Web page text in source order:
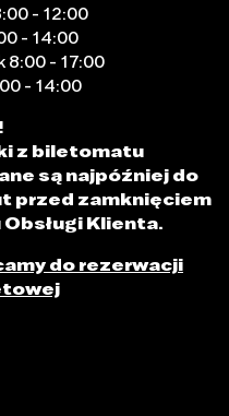
- 12:00
- 14:00
8:00 - 17:00
- 14:00
z biletomatu
są najpóźniej do
przed zamknięciem
Klienta.
do rezerwacji